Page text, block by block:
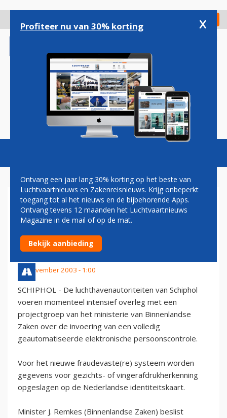
gaan
Check in
Magazine Podcasts Vacatures
SCHIPHOL ONDERZOEKT
ELEKTRONISCHE
PERSOONSCONTROLE
24 november 2003 - 1:00
SCHIPHOL - De luchthavenautoriteiten van Schiphol
voeren momenteel intensief overleg met een
projectgroep van het ministerie van Binnenlandse
Zaken over de invoering van een volledig
geautomatiseerde elektronische persoonscontrole.
Voor het nieuwe fraudevaste(re) systeem worden
gegevens voor gezichts- of vingerafdrukherkenning
opgeslagen op de Nederlandse identiteitskaart.
Minister J. Remkes (Binnenlandse Zaken) beslist
Profiteer nu van 30% korting x
Ontvang een jaar lang 30% korting op het beste van
Luchtvaartnieuws en Zakenreisnieuws. Krijg onbeperkt
toegang tot al het nieuws en de bijbehorende Apps.
Ontvang tevens 12 maanden het Luchtvaartnieuws
Magazine in de mail of op de mat.
Bekijk aanbieding